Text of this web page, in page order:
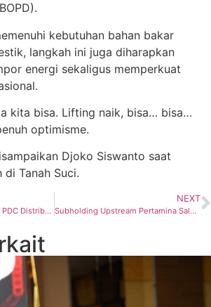
kebutuhan bahan bakar
langkah ini juga diharapkan
energi sekaligus memperkuat
kita bisa. Lifting naik, bisa… bisa…
optimisme.
Djoko Siswanto saat
di Tanah Suci.
Sambut Iduladha 1447 H, PDC Distribusikan Hewan Kurban ke Seluruh Wilayah Operasional
NEXT
Subholding Upstream Pertamina Salurkan Ribuan Hewan Kurban pada Momentum Iduladha 1447 H